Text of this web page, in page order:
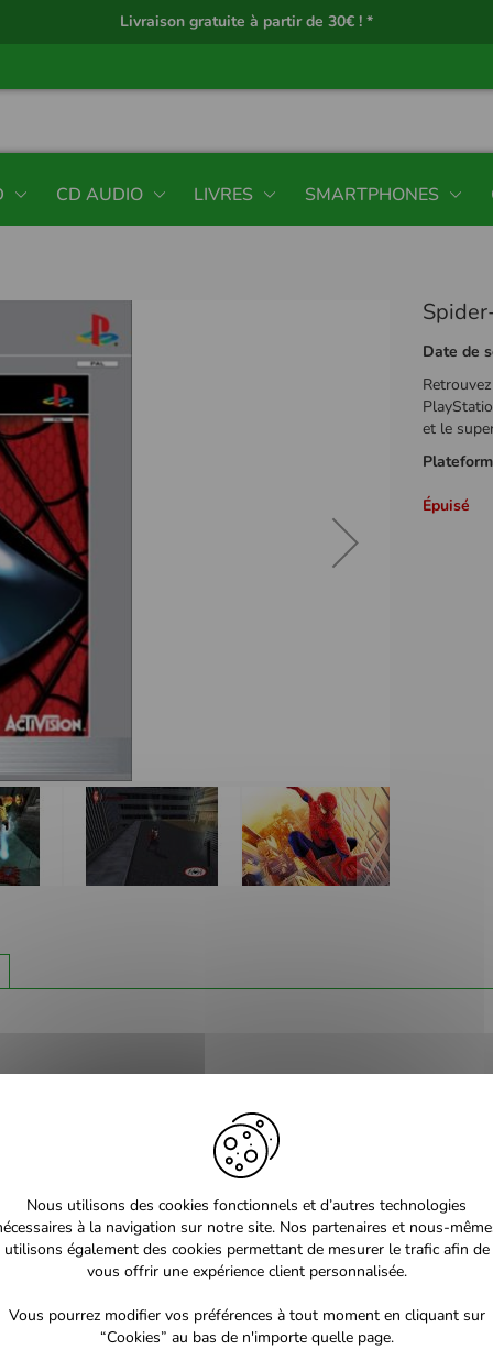
Livraison gratuite à partir de 30€ ! *
CD AUDIO LIVRES SMARTPHONES
Date de
et le
Épuisé
Nous utilisons des cookies fonctionnels et d’autres technologies
à la navigation sur notre site. Nos partenaires et nous-
utilisons également des cookies permettant de mesurer le trafic afin de
vous offrir une expérience client personnalisée.
Vous pourrez modifier vos préférences à tout moment en cliquant sur
“Cookies” au bas de n'importe quelle page.